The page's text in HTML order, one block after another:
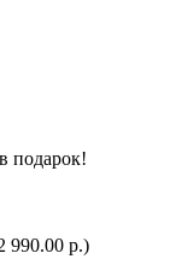
подарок!
990.00 р.)